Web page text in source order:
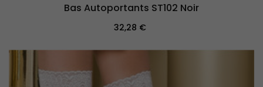
Bas Autoportants ST102 Noir
Prix
32,28 €